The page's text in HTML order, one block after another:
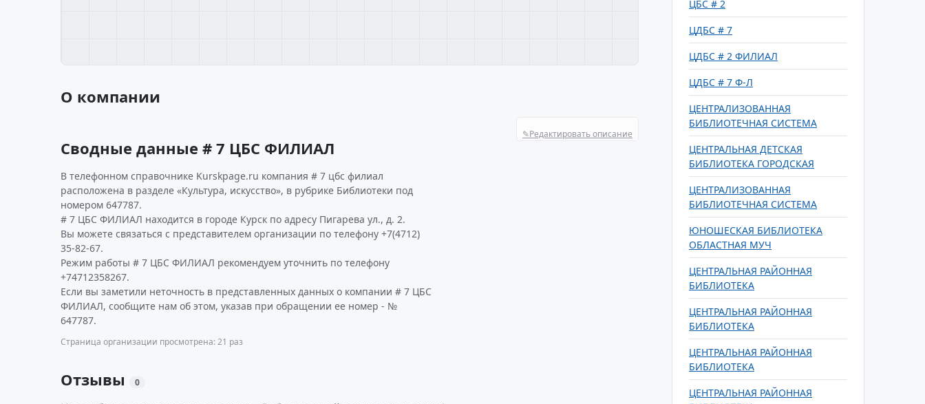
О компании
✎Редактировать описание
Сводные данные # 7 ЦБС ФИЛИАЛ
В телефонном справочнике Kurskpage.ru компания # 7 цбс филиал
расположена в разделе «Культура, искусство», в рубрике Библиотеки под
номером 647787.
# 7 ЦБС ФИЛИАЛ находится в городе Курск по адресу Пигарева ул., д. 2.
Вы можете связаться с представителем организации по телефону +7(4712)
35-82-67.
Режим работы # 7 ЦБС ФИЛИАЛ рекомендуем уточнить по телефону
+74712358267.
Если вы заметили неточность в представленных данных о компании # 7 ЦБС
ФИЛИАЛ, сообщите нам об этом, указав при обращении ее номер - №
647787.
Страница организации просмотрена: 21 раз
Отзывы 0
ЦБС # 2
ЦДБС # 7
ЦДБС # 2 ФИЛИАЛ
ЦДБС # 7 Ф-Л
ЦЕНТРАЛИЗОВАННАЯ
БИБЛИОТЕЧНАЯ СИСТЕМА
ЦЕНТРАЛЬНАЯ ДЕТСКАЯ
БИБЛИОТЕКА ГОРОДСКАЯ
ЦЕНТРАЛИЗОВАННАЯ
БИБЛИОТЕЧНАЯ СИСТЕМА
ЮНОШЕСКАЯ БИБЛИОТЕКА
ОБЛАСТНАЯ МУЧ
ЦЕНТРАЛЬНАЯ РАЙОННАЯ
БИБЛИОТЕКА
ЦЕНТРАЛЬНАЯ РАЙОННАЯ
БИБЛИОТЕКА
ЦЕНТРАЛЬНАЯ РАЙОННАЯ
БИБЛИОТЕКА
ЦЕНТРАЛЬНАЯ РАЙОННАЯ